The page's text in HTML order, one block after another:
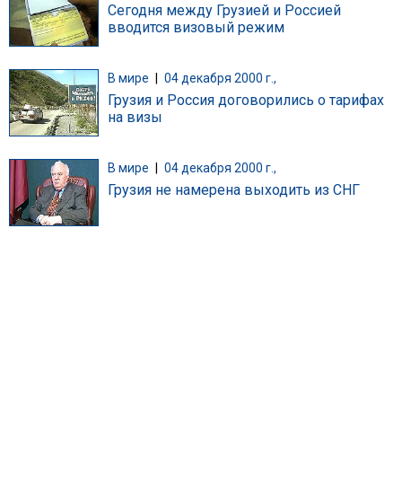
Сегодня между Грузией и Россией
вводится визовый режим
В мире 04 декабря 2000 г.,
Грузия и Россия договорились о тарифах
на визы
В мире 04 декабря 2000 г.,
Грузия не намерена выходить из СНГ